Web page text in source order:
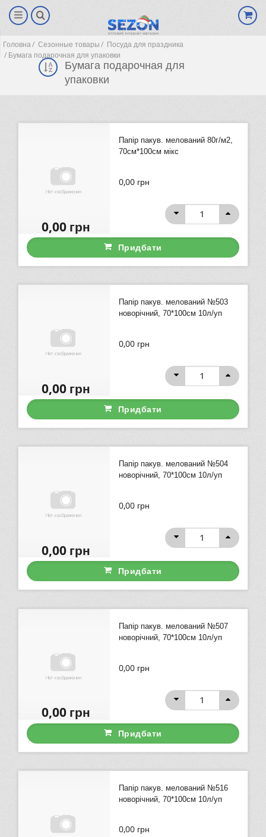
Головна Сезонные товары
Посуда для праздника
Бумага подарочная для упаковки
Бумага подарочная для
упаковки
Папір пакув. мелований 80г/м2,
70см*100см мікс
0,00 грн
0,00грн
Придбати
Папір пакув. мелований №503
новорічний, 70*100см 10л/уп
0,00 грн
0,00грн
Придбати
Папір пакув. мелований №504
новорічний, 70*100см 10л/уп
0,00 грн
0,00грн
Придбати
Папір пакув. мелований №507
новорічний, 70*100см 10л/уп
0,00 грн
0,00грн
Придбати
Папір пакув. мелований №516
новорічний, 70*100см 10л/уп
0,00 грн